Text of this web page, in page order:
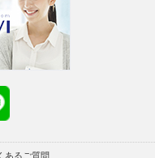
あるご質問